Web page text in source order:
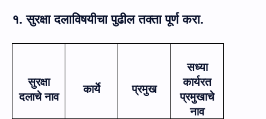
१. सुरक्षा दलाविषयीचा पुढील तक्ता पूर्ण करा.
सुरक्षा
दलाचे नाव
कार्ये प्रमुख
सध्या
कार्यरत
प्रमुखाचे
नाव